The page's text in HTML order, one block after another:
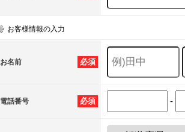
お客様情報の入力
必須
お名前
必須
電話番号 -